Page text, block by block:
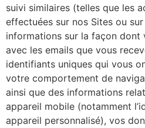
suivi similaires (telles que les
effectuées sur nos Sites ou
informations sur la façon dont
avec les emails que vous
identifiants uniques qui vous
votre comportement de
ainsi que des informations
appareil mobile (notamment
appareil personnalisé), vos